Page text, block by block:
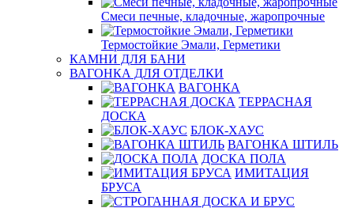
Смеси печные, кладочные, жаропрочные
Термостойкие Эмали, Герметики
КАМНИ ДЛЯ БАНИ
ВАГОНКА ДЛЯ ОТДЕЛКИ
ВАГОНКА
ТЕРРАСНАЯ
ДОСКА
БЛОК-ХАУС
ВАГОНКА ШТИЛЬ
ДОСКА ПОЛА
ИМИТАЦИЯ
БРУСА